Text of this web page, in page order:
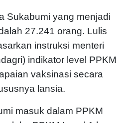
Sukabumi yang menjadi
27.241 orang. Lulis
instruksi menteri
indikator level PPKM
vaksinasi secara
lansia.
masuk dalam PPKM